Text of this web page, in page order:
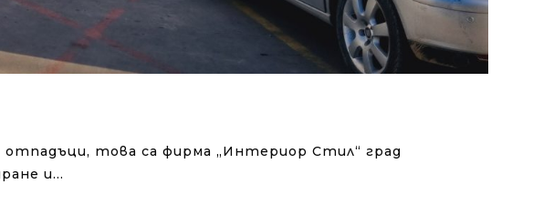
отпадъци, това са фирма „Интериор Стил“ град
и…